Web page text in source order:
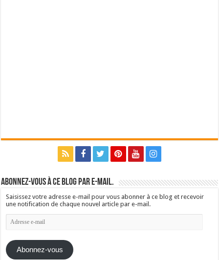
Abonnez-vous à ce blog par e-mail.
Saisissez votre adresse e-mail pour vous abonner à ce blog et recevoir
une notification de chaque nouvel article par e-mail.
Adresse
e-
Abonnez-vous